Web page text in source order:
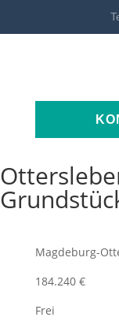
Magdeburg-
184.240 €
Frei